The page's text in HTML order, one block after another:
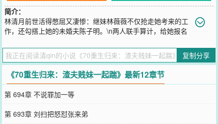
简介：
林清月前世活得憋屈又凄惨：继妹林薇薇不仅抢走她考来的工
作，还勾搭上她的未婚夫陈子明。\n两人联手算计，给她报名
坯房里病痛缠身、孤独惨死。\n带着滔天恨意重生，林清月回到改变
命运的关键节点——下乡之前。\n这一世，她不再是那个眼瞎心盲、
任人拿捏的软柿子：\n她有仇报仇有冤报冤。\n怎么回事，我不就上
山抓个野兔嘛，怎么也能让人看到最狼狈的那一面……\n唉唉唉，还
让不让人活了……\n可这婆家人一家子都是极品，唉，管你极品不极
品的，尽管放马过来。\n唉……我慢慢斗吧！
您要是觉得《 70重生归来：渣夫贱妹一起踹
向您QQ群和微博微信里的朋友推荐哦！
复制分享
《70重生归来：渣夫贱妹一起踹》最新12章节
第 694章 不说罪加一等
第 693章 刘扫把怒怼张来弟